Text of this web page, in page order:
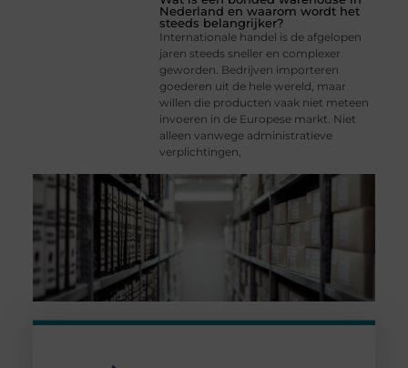
Nederland en waarom wordt het
steeds belangrijker?
Internationale handel is de afgelopen
jaren steeds sneller en complexer
geworden. Bedrijven importeren
goederen uit de hele wereld, maar
willen die producten vaak niet meteen
invoeren in de Europese markt. Niet
alleen vanwege administratieve
verplichtingen,